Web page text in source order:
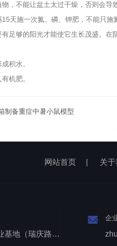
，不能让盆土太过干燥，否则会导
天施一次氮、磷、钾肥，不能只
足够的阳光才能使它生长茂盛。
积水。
机肥。
制备重症中暑小鼠模型
网站首页 关
上海张江医疗器械产业基地（瑞庆路528号）
企